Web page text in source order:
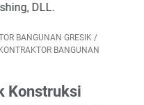
BANGUNAN GRESIK /
KONTRAKTOR BANGUNAN
Konstruksi